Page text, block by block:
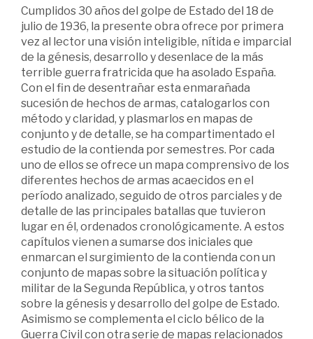
Cumplidos 30 años del golpe de Estado del 18 de
julio de 1936, la presente obra ofrece por primera
vez al lector una visión inteligible, nítida e imparcial
de la génesis, desarrollo y desenlace de la más
terrible guerra fratricida que ha asolado España.
Con el fin de desentrañar esta enmarañada
sucesión de hechos de armas, catalogarlos con
método y claridad, y plasmarlos en mapas de
conjunto y de detalle, se ha compartimentado el
estudio de la contienda por semestres. Por cada
uno de ellos se ofrece un mapa comprensivo de los
diferentes hechos de armas acaecidos en el
período analizado, seguido de otros parciales y de
detalle de las principales batallas que tuvieron
lugar en él, ordenados cronológicamente. A estos
capítulos vienen a sumarse dos iniciales que
enmarcan el surgimiento de la contienda con un
conjunto de mapas sobre la situación política y
militar de la Segunda República, y otros tantos
sobre la génesis y desarrollo del golpe de Estado.
Asimismo se complementa el ciclo bélico de la
Guerra Civil con otra serie de mapas relacionados